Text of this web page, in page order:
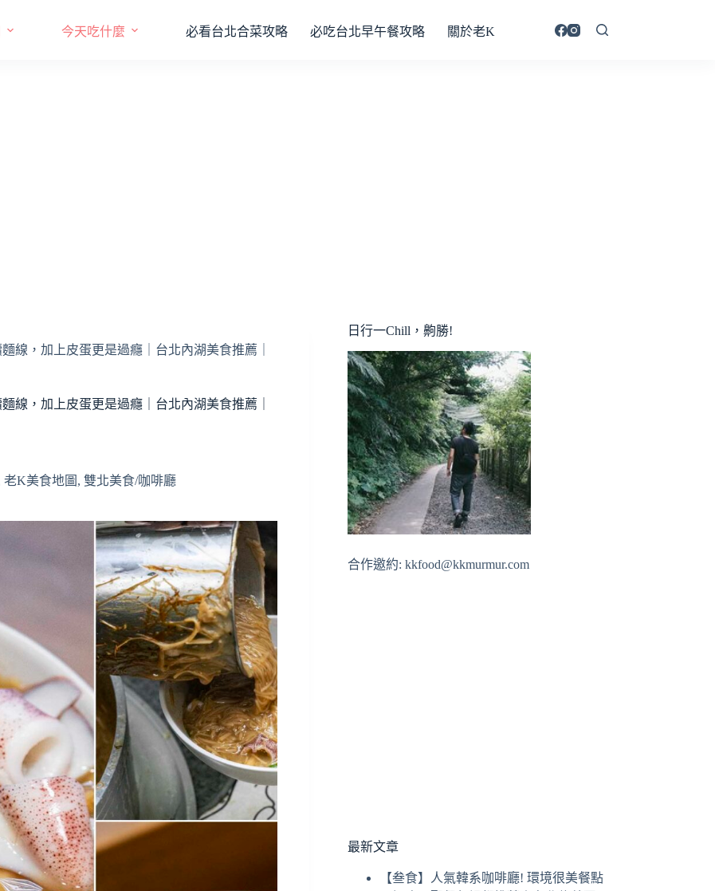
今天吃什麼 必看台北合菜攻略 必吃台北早午餐攻略 關於老K
線，加上皮蛋更是過癮｜台北內湖美食推薦｜
線，加上皮蛋更是過癮｜台北內湖美食推薦｜
老K美食地圖 , 雙北美食/咖啡廳
日行一Chill，齁勝!
合作邀約: kkfood@kkmurmur.com
最新文章
【叁食】人氣韓系咖啡廳! 環境很美餐點